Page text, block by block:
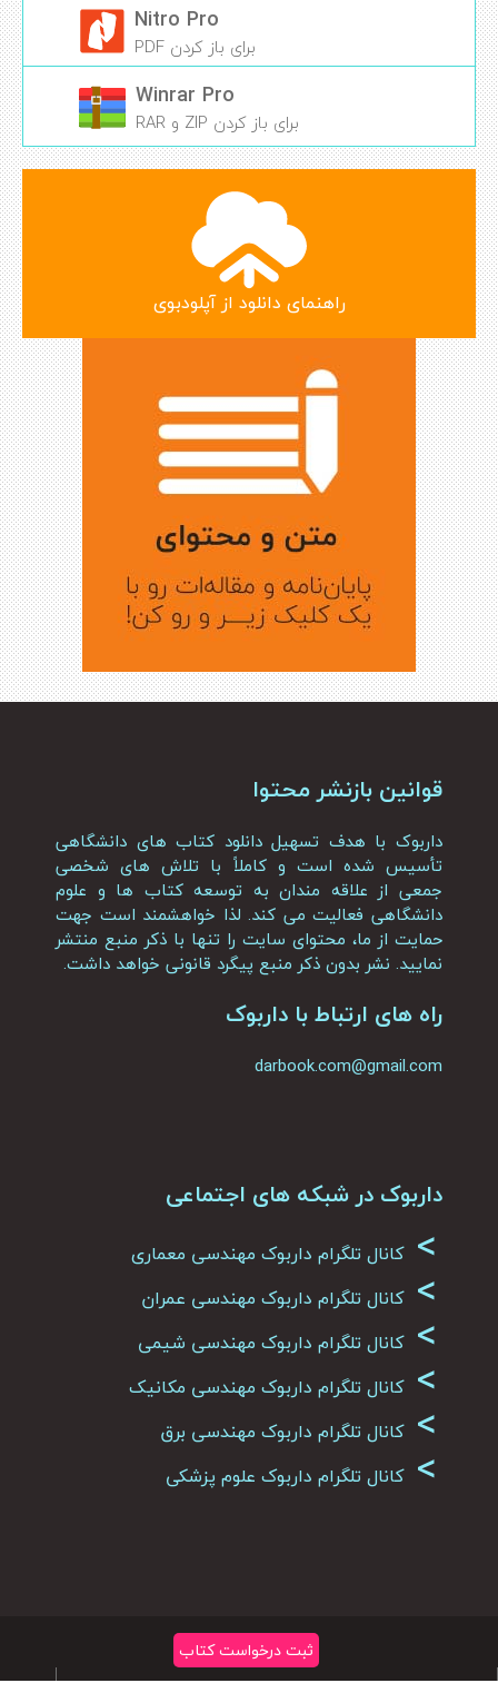
Nitro Pro
برای باز کردن PDF
Winrar Pro
برای باز کردن ZIP و RAR
راهنمای دانلود از آپلودبوی
قوانین بازنشر محتوا
داربوک با هدف تسهیل دانلود کتاب های دانشگاهی
تأسیس شده است و کاملاً با تلاش های شخصی
جمعی از علاقه مندان به توسعه کتاب ها و علوم
دانشگاهی فعالیت می کند. لذا خواهشمند است جهت
حمایت از ما، محتوای سایت را تنها با ذکر منبع منتشر
نمایید. نشر بدون ذکر منبع پیگرد قانونی خواهد داشت.
راه های ارتباط با داربوک
darbook.com@gmail.com
داربوک در شبکه های اجتماعی
> کانال تلگرام داربوک مهندسی معماری
> کانال تلگرام داربوک مهندسی عمران
> کانال تلگرام داربوک مهندسی شیمی
> کانال تلگرام داربوک مهندسی مکانیک
> کانال تلگرام داربوک مهندسی برق
> کانال تلگرام داربوک علوم پزشکی
ثبت درخواست کتاب
تمامی حقوق متعلق به سایت داربوک می باشد|کپی رایت 2026